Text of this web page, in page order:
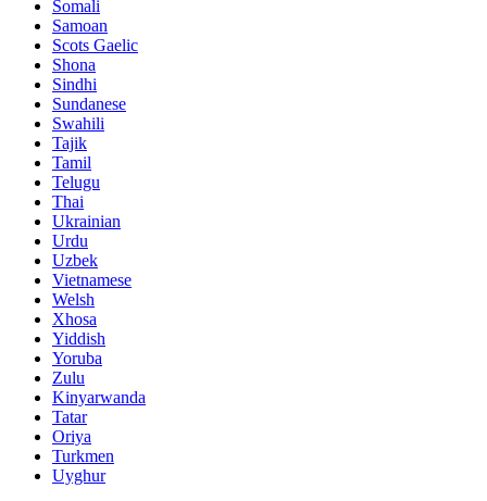
Somali
Samoan
Scots Gaelic
Shona
Sindhi
Sundanese
Swahili
Tajik
Tamil
Telugu
Thai
Ukrainian
Urdu
Uzbek
Vietnamese
Welsh
Xhosa
Yiddish
Yoruba
Zulu
Kinyarwanda
Tatar
Oriya
Turkmen
Uyghur